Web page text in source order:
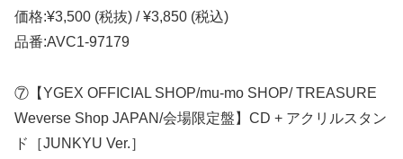
価格:¥3,500 (税抜) / ¥3,850 (税込)
品番:AVC1-97179
⑦【YGEX OFFICIAL SHOP/mu-mo SHOP/ TREASURE
Weverse Shop JAPAN/会場限定盤】CD + アクリルスタン
ド［JUNKYU Ver.］